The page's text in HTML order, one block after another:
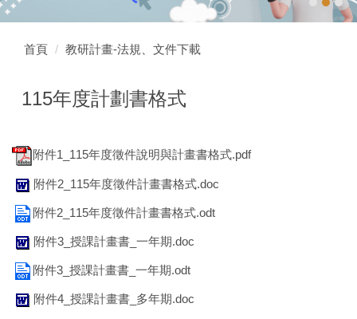
首頁 教研計畫-法規、文件下載
115年度計劃書格式
附件1_115年度徵件說明與計畫書格式.pdf
附件2_115年度徵件計畫書格式.doc
附件2_115年度徵件計畫書格式.odt
附件3_授課計畫書_一年期.doc
附件3_授課計畫書_一年期.odt
附件4_授課計畫書_多年期.doc